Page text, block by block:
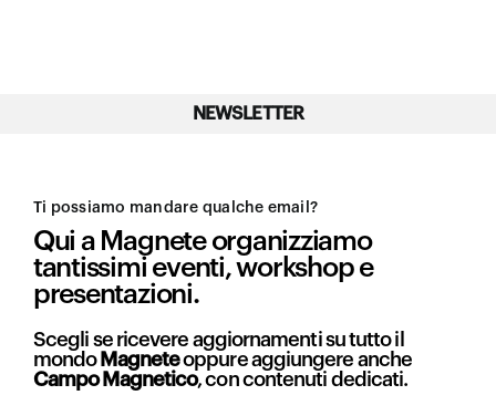
NEWSLETTER
Ti possiamo mandare qualche email?
Qui a Magnete organizziamo
tantissimi eventi, workshop e
presentazioni.
Scegli se ricevere aggiornamenti su tutto il
mondo Magneteoppure aggiungere anche
Campo Magnetico, con contenuti dedicati.